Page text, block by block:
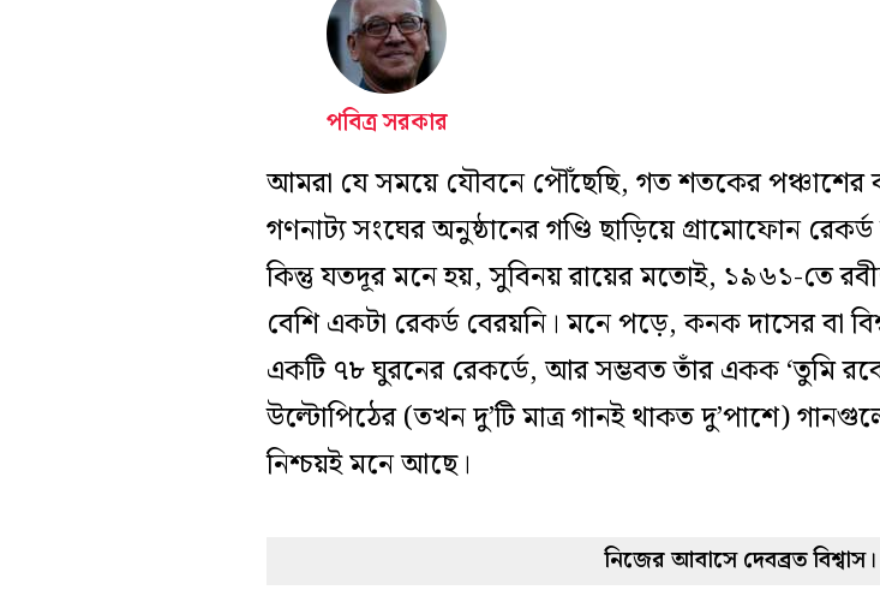
পবিত্র সরকার
আমরা যে সময়ে যৌবনে পৌঁছেছি, গত শতকের পঞ্চাশের
গণনাট্য সংঘের অনুষ্ঠানের গণ্ডি ছাড়িয়ে গ্রামোফোন
কিন্তু যতদূর মনে হয়, সুবিনয় রায়ের মতোই, ১৯৬১-তে
বেশি একটা রেকর্ড বেরয়নি। মনে পড়ে, কনক দাসের বা
একটি ৭৮ ঘুরনের রেকর্ডে, আর সম্ভবত তাঁর একক ‘তুমি
উল্টোপিঠের (তখন দু’টি মাত্র গানই থাকত দু’পাশে)
নিশ্চয়ই মনে আছে।
নিজের আবাসে দেবব্রত